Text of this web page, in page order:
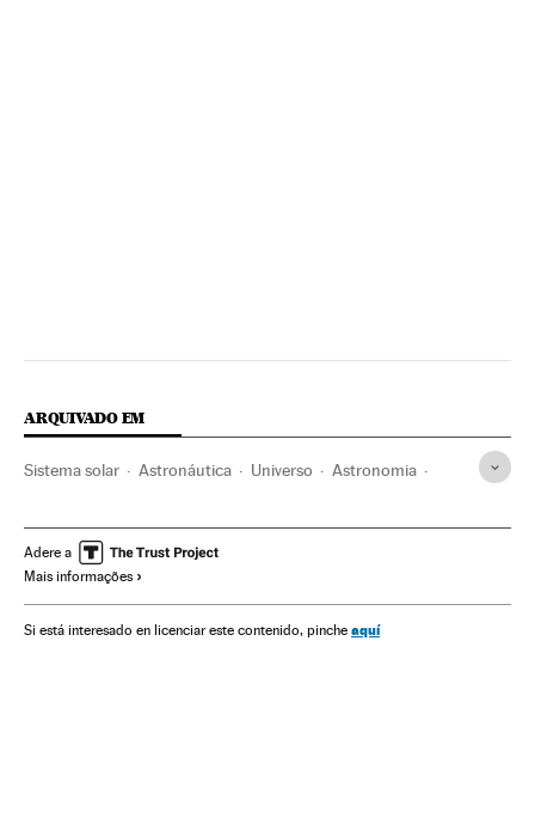
ARQUIVADO EM
Sistema solar Astronáutica Universo Astronomia
Astros NASA Rússia Exploração espacial
Agências espaciais
Adere a
Mais informações
Si está interesado en licenciar este contenido, pinche aquí